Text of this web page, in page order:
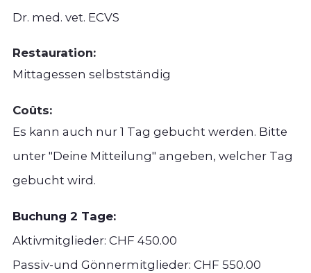
Dr. med. vet. ECVS
Restauration:
Mittagessen selbstständig
Coûts:
Es kann auch nur 1 Tag gebucht werden. Bitte
unter "Deine Mitteilung" angeben, welcher Tag
gebucht wird.
Buchung 2 Tage:
Aktivmitglieder: CHF 450.00
Passiv-und Gönnermitglieder: CHF 550.00